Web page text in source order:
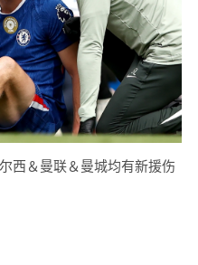
西＆曼联＆曼城均有新援伤